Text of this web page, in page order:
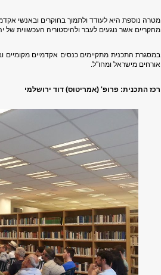
מטרה נוספת היא לעודד ולתמוך בחוקרים ובאנשי
מחקריים אשר נוגעים לעבר ולהיסטוריה העכשווית של
במסגרת התכנית מתקיימים כנסים אקדמיים מקומיים
אורחים מישראל ומחו"ל.
רכז התכנית: פרופ' (אמריטוס) דוד ירושלמי